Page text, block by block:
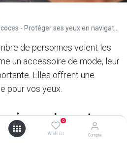
0
Wishlist Compte
- Protéger ses yeux en navigation
de personnes voient les
un accessoire de mode, leur
Elles offrent une
pour vos yeux.
raisons de porter